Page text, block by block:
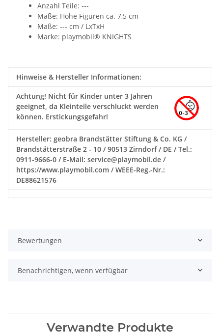
Anzahl Teile: ---
Maße: Höhe Figuren ca. 7,5 cm
Maße: --- cm / LxTxH
Marke: playmobil® KNIGHTS
Hinweise & Hersteller Informationen:
Achtung! Nicht für Kinder unter 3 Jahren
geeignet, da Kleinteile verschluckt werden
können. Erstickungsgefahr!
Hersteller: geobra Brandstätter Stiftung & Co. KG /
Brandstätterstraße 2 - 10 / 90513 Zirndorf / DE / Tel.:
0911-9666-0 / E-Mail: service@playmobil.de /
https://www.playmobil.com / WEEE-Reg.-Nr.:
DE88621576
Bewertungen
Benachrichtigen, wenn verfügbar
Verwandte Produkte